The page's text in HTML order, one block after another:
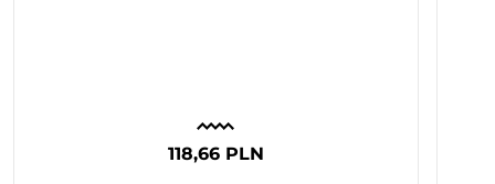
118,66 PLN